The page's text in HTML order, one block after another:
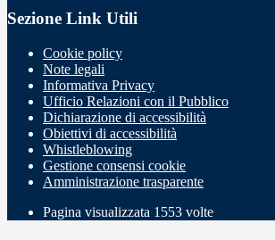
Sezione Link Utili
Cookie policy
Note legali
Informativa Privacy
Ufficio Relazioni con il Pubblico
Dichiarazione di accessibilità
Obiettivi di accessibilità
Whistleblowing
Gestione consensi cookie
Amministrazione trasparente
Pagina visualizzata 1553 volte